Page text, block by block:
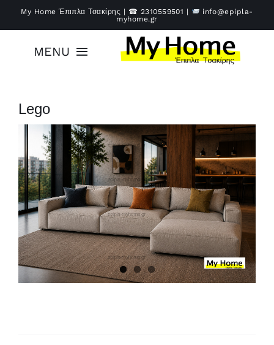
ΜετάβασηMy Home Έπιπλα Τσακίρης | ☎ 2310559501 |
info@epipla-
myhome.gr
MENU
Υπηρεσίες
Καλάθι – Ταμείο
Επικοινωνία
Lego